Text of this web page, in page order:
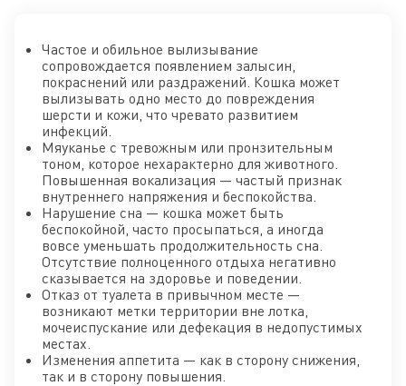
Частое и обильное вылизывание
сопровождается появлением залысин,
покраснений или раздражений. Кошка может
вылизывать одно место до повреждения
шерсти и кожи, что чревато развитием
инфекций.
Мяуканье с тревожным или пронзительным
тоном, которое нехарактерно для животного.
Повышенная вокализация — частый признак
внутреннего напряжения и беспокойства.
Нарушение сна — кошка может быть
беспокойной, часто просыпаться, а иногда
вовсе уменьшать продолжительность сна.
Отсутствие полноценного отдыха негативно
сказывается на здоровье и поведении.
Отказ от туалета в привычном месте —
возникают метки территории вне лотка,
мочеиспускание или дефекация в недопустимых
местах.
Изменения аппетита — как в сторону снижения,
так и в сторону повышения.